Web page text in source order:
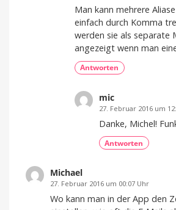
Man kann mehrere
einfach durch Komma
werden sie als separate
angezeigt wenn man
Antworten
mic
27. Februar 2016 um
Danke, Michel!
Antworten
Michael
27. Februar 2016 um 00:07 Uhr
Wo kann man in der App den